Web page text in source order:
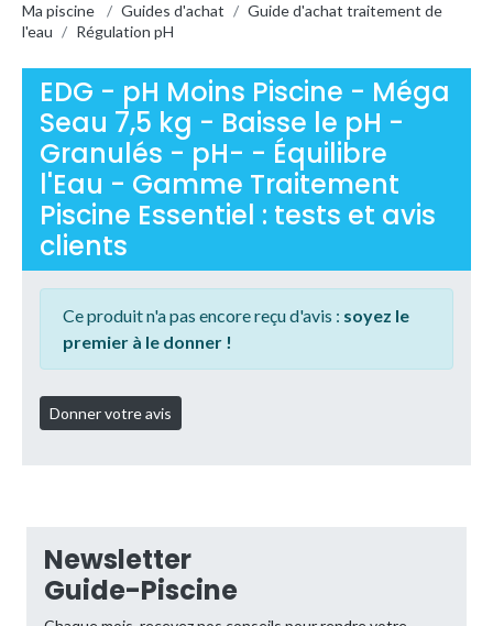
Ma piscine / Guides d'achat / Guide d'achat traitement de
l'eau / Régulation pH
EDG - pH Moins Piscine - Méga
Seau 7,5 kg - Baisse le pH -
Granulés - pH- - Équilibre
l'Eau - Gamme Traitement
Piscine Essentiel : tests et avis
clients
Ce produit n'a pas encore reçu d'avis : soyez le
premier à le donner !
Newsletter
Guide-Piscine